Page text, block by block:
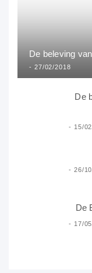
De beleving
27/02/2018
De
15/
26/
De
17/